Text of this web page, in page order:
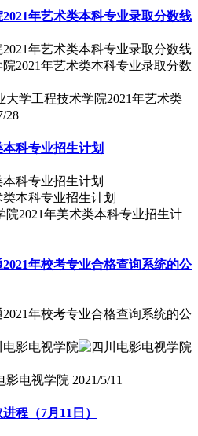
年艺术类本科专业录取分数线
年艺术类本科专业录取分数线
大学工程技术学院2021年艺术类
28
科专业招生计划
科专业招生计划
院2021年美术类本科专业招生计
年校考专业合格查询系统的公
年校考专业合格查询系统的公
影电视学院 2021/5/11
程（7月11日）